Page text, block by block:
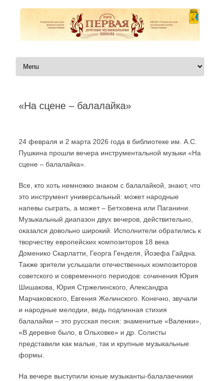
Перейти к содержимому
«На сцене – балалайка»
24 февраля и 2 марта 2026 года в библиотеке им. А.С.
Пушкина прошли вечера инструментальной музыки «На
сцене – балалайка».
Все, кто хоть немножко знаком с балалайкой, знают, что
это инструмент универсальный: может народные
напевы сыграть, а может – Бетховена или Паганини.
Музыкальный диапазон двух вечеров, действительно,
оказался довольно широкий. Исполнители обратились к
творчеству европейских композиторов 18 века
Доменико Скарлатти, Георга Генделя, Йозефа Гайдна.
Также зрители услышали отечественных композиторов
советского и современного периодов: сочинения Юрия
Шишакова, Юрия Стржелинского, Александра
Марчаковского, Евгения Желинского. Конечно, звучали
и народные мелодии, ведь подлинная стихия
балалайки – это русская песня: знаменитые «Валенки»,
«В деревне было, в Ольховке» и др. Солисты
представили как малые, так и крупные музыкальные
формы.
На вечере выступили юные музыканты-балалаечники